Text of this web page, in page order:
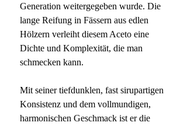
Generation weitergegeben wurde. Die
lange Reifung in Fässern aus edlen
Hölzern verleiht diesem Aceto eine
Dichte und Komplexität, die man
schmecken kann.
Mit seiner tiefdunklen, fast sirupartigen
Konsistenz und dem vollmundigen,
harmonischen Geschmack ist er die